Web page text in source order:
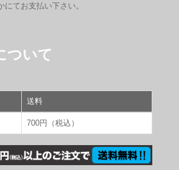
にてお支払い下さい。
ついて
送料
700円（税込）